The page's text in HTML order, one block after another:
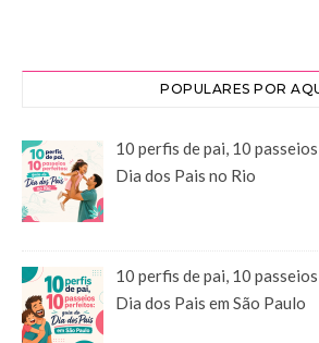
POPULARES POR
10 perfis de pai, 10
Dia dos Pais no Rio
10 perfis de pai, 10
Dia dos Pais em São Paulo